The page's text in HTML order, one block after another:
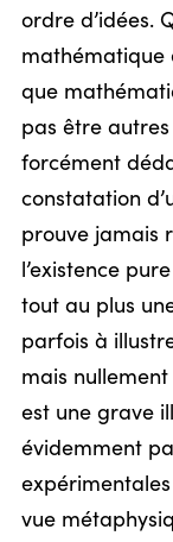
ordre d’idées.
mathématique
que
pas être autres
forcément
constatation
prouve jamais
l’existence
tout au plus
parfois à
mais
est une grave
évidemment
vue